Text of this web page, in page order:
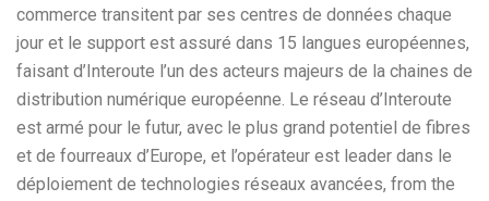
commerce transitent par ses centres de données chaque
jour et le support est assuré dans 15 langues européennes,
faisant d’Interoute l’un des acteurs majeurs de la chaines de
distribution numérique européenne. Le réseau d’Interoute
est armé pour le futur, avec le plus grand potentiel de fibres
et de fourreaux d’Europe, et l’opérateur est leader dans le
déploiement de technologies réseaux avancées, from the